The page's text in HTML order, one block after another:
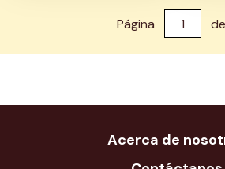
Página de
Acerca de